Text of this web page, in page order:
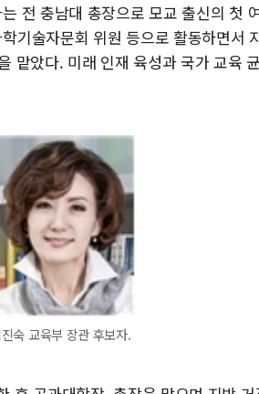
전 충남대 총장으로 모교 출신의 첫
기술자문회 위원 등으로 활동하면서
맡았다. 미래 인재 육성과 국가 교육
숙 교육부 장관 후보자.